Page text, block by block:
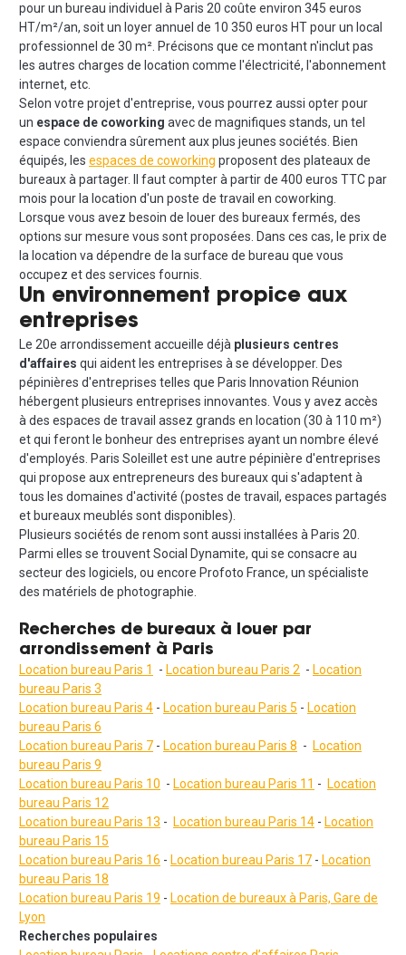
pour un bureau individuel à Paris 20 coûte environ 345 euros
HT/m²/an, soit un loyer annuel de 10 350 euros HT pour un local
professionnel de 30 m². Précisons que ce montant n'inclut pas
les autres charges de location comme l'électricité, l'abonnement
internet, etc.
Selon votre projet d'entreprise, vous pourrez aussi opter pour
un espace de coworking avec de magnifiques stands, un tel
espace conviendra sûrement aux plus jeunes sociétés. Bien
équipés, les espaces de coworking proposent des plateaux de
bureaux à partager. Il faut compter à partir de 400 euros TTC par
mois pour la location d'un poste de travail en coworking.
Lorsque vous avez besoin de louer des bureaux fermés, des
options sur mesure vous sont proposées. Dans ces cas, le prix de
la location va dépendre de la surface de bureau que vous
occupez et des services fournis.
Un environnement propice aux
entreprises
Le 20e arrondissement accueille déjà plusieurs centres
d'affaires qui aident les entreprises à se développer. Des
pépinières d'entreprises telles que Paris Innovation Réunion
hébergent plusieurs entreprises innovantes. Vous y avez accès
à des espaces de travail assez grands en location (30 à 110 m²)
et qui feront le bonheur des entreprises ayant un nombre élevé
d'employés. Paris Soleillet est une autre pépinière d'entreprises
qui propose aux entrepreneurs des bureaux qui s'adaptent à
tous les domaines d'activité (postes de travail, espaces partagés
et bureaux meublés sont disponibles).
Plusieurs sociétés de renom sont aussi installées à Paris 20.
Parmi elles se trouvent Social Dynamite, qui se consacre au
secteur des logiciels, ou encore Profoto France, un spécialiste
des matériels de photographie.
Recherches de bureaux à louer par
arrondissement à Paris
Location bureau Paris 1 - Location bureau Paris 2 - Location
bureau Paris 3
Location bureau Paris 4 - Location bureau Paris 5 - Location
bureau Paris 6
Location bureau Paris 7 - Location bureau Paris 8 - Location
bureau Paris 9
Location bureau Paris 10 - Location bureau Paris 11 - Location
bureau Paris 12
Location bureau Paris 13 - Location bureau Paris 14 - Location
bureau Paris 15
Location bureau Paris 16 - Location bureau Paris 17 - Location
bureau Paris 18
Location bureau Paris 19 - Location de bureaux à Paris, Gare de
Lyon
Recherches populaires